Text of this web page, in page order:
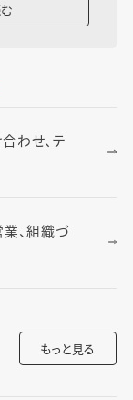
わせ、テ
業、組織づ
もっと見る